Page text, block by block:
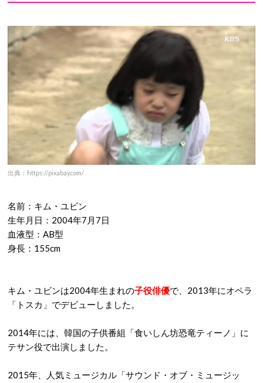
出典：https://pixabay.com/
名前：キム・ユビン
生年月日：2004年7月7日
血液型：AB型
身長：155cm
キム・ユビンは2004年生まれの子役俳優で、2013年にオペラ
「トスカ」でデビューしました。
2014年には、韓国の子供番組「食いしん坊恐竜ティーノ」に
テサン役で出演しました。
2015年、人気ミュージカル「サウンド・オブ・ミュージッ